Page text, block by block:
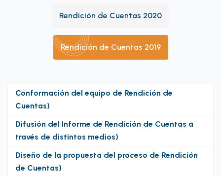
Rendición de Cuentas 2020
Rendición de Cuentas 2019
Conformación del equipo de Rendición de
Cuentas)
Difusión del Informe de Rendición de Cuentas a
través de distintos medios)
Diseño de la propuesta del proceso de Rendición
de Cuentas)